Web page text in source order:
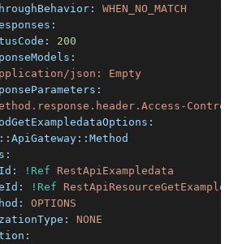
WHEN_NO_MATCH
200
json:
Empty
!Ref
RestApiExampledata
!Ref
OPTIONS
NONE